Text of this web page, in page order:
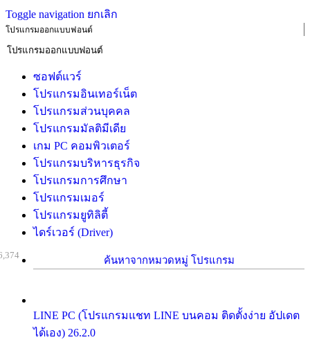
Toggle navigation ยกเลิก
โปรแกรมออกแบบฟอนต์
ซอฟต์แวร์
โปรแกรมอินเทอร์เน็ต
โปรแกรมส่วนบุคคล
โปรแกรมมัลติมีเดีย
เกม PC คอมพิวเตอร์
โปรแกรมบริหารธุรกิจ
โปรแกรมการศึกษา
โปรแกรมเมอร์
โปรแกรมยูทิลิตี้
ไดร์เวอร์ (Driver)
ค้นหาจากหมวดหมู่ โปรแกรม
LINE PC (โปรแกรมแชท LINE บนคอม ติดตั้งง่าย อัปเดต
ได้เอง) 26.2.0